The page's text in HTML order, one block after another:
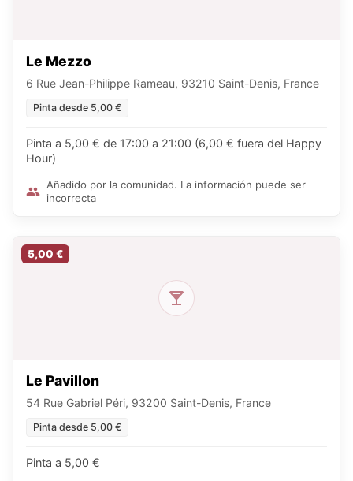
Le Mezzo
6 Rue Jean-Philippe Rameau, 93210 Saint-Denis, France
Pinta desde 5,00 €
Pinta a 5,00 € de 17:00 a 21:00 (6,00 € fuera del Happy
Hour)
Añadido por la comunidad. La información puede ser
incorrecta
5,00 €
Le Pavillon
54 Rue Gabriel Péri, 93200 Saint-Denis, France
Pinta desde 5,00 €
Pinta a 5,00 €